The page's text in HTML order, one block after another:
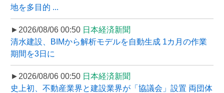
地を多目的 ...
►2026/08/06 00:50 日本経済新聞
清水建設、BIMから解析モデルを自動生成 1カ月の作業
期間を3日に
►2026/08/06 00:50 日本経済新聞
史上初、不動産業界と建設業界が「協議会」設置 両団体